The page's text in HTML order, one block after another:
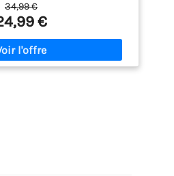
ET RAPIDE : 5 vitesses et un
pour battre rapidement et
ERGONOMIQUE ET
en main facile et un bouton de
COMPACT : un batteur
dans le monde, pour
34,99 €
€